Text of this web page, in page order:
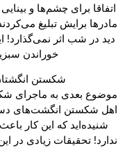
اتفاقا برای چشم‌ها و
مادرها برایش تبلیغ
دید در شب اثر نمی‌گذارد!
خوراندن
شکستن
موضوع بعدی به ماجرای
اهل شکستن انگشت‌های دست
شنیده‌اید که این کار
ندارد! تحقیقات زیادی در